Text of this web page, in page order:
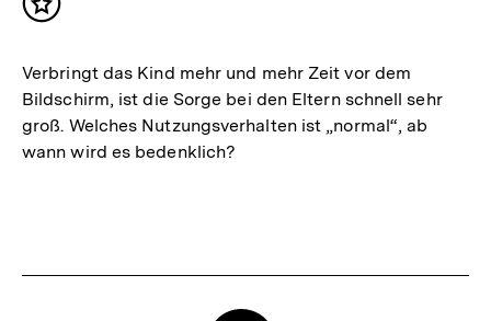
Inhalt
Verbringt das Kind mehr und mehr Zeit vor dem
Bildschirm, ist die Sorge bei den Eltern schnell sehr
groß. Welches Nutzungsverhalten ist „normal“, ab
wann wird es bedenklich?